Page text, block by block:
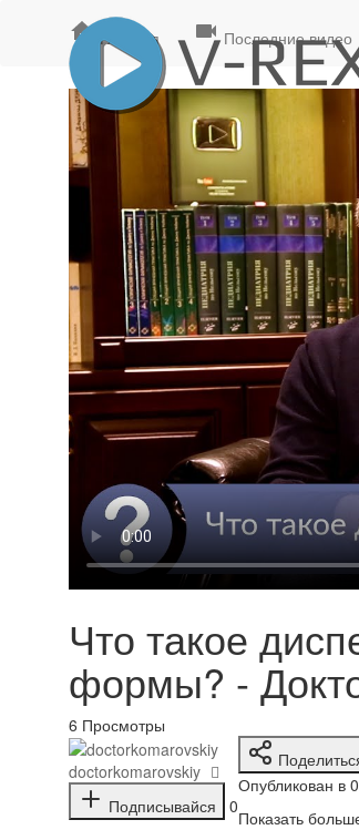
Главная Последние видео
Что такое
формы? -
6 Просмотры
doctorkomarovskiy
Подписывайся
0
Опубликован в
Показать